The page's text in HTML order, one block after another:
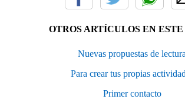
OTROS ARTÍCULOS EN
Nuevas propuestas de lectura
Para crear tus propias
Primer contacto